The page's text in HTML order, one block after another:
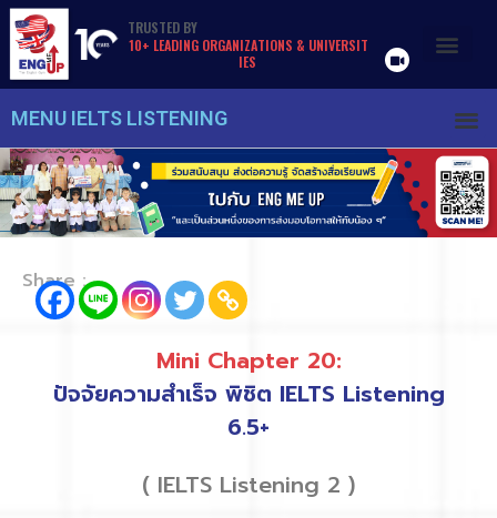
TRUSTED BY
10+ LEADING ORGANIZATIONS &
U
N
IV
ER
S
IT
IES
MENU IELTS LISTENING
Share :
Mini Chapter 20:
ปัจจัยความสำเร็จ พิชิต IELTS Listening
6.5+
( IELTS Listening 2 )